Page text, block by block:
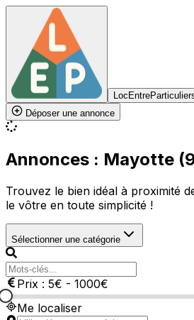
Déposer une annonce
Annonces : Mayotte
Trouvez le bien idéal à proximité
le vôtre en toute simplicité !
Sélectionner une catégorie
Prix : 5€ - 1000€
Me localiser